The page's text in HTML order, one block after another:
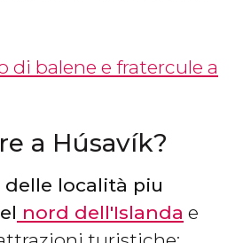
di balene e fratercule a
a Húsavík?
delle località piu
nord dell'Islanda e